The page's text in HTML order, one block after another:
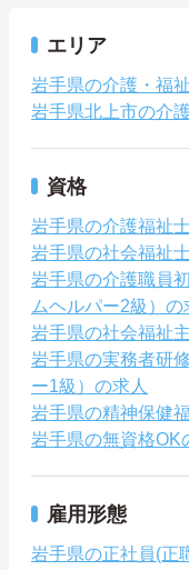
エリア
岩手県の介護・福
岩手県北上市の介
資格
岩手県の介護福祉
岩手県の社会福祉
岩手県の介護職員
ムヘルパー2級）の
岩手県の社会福祉
岩手県の実務者研
ー1級）の求人
岩手県の精神保健
岩手県の無資格OK
雇用形態
岩手県の正社員(正